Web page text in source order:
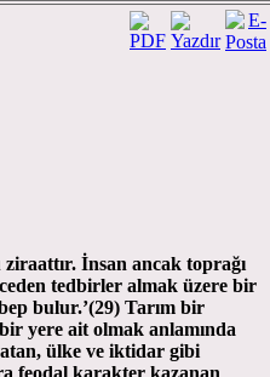
İnsan ancak toprağı
tedbirler almak üzere bir
bulur.’(29) Tarım bir
yere ait olmak anlamında
ülke ve iktidar gibi
feodal karakter kazanan